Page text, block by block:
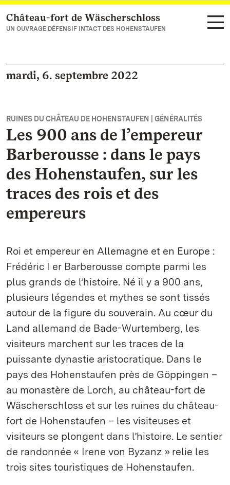
Vers la page d’accueil
Château-fort de Wäscherschloss
UN OUVRAGE DÉFENSIF INTACT DES HOHENSTAUFEN
mardi, 6. septembre 2022
RUINES DU CHÂTEAU DE HOHENSTAUFEN | GÉNÉRALITÉS
Les 900 ans de l’empereur
Barberousse : dans le pays
des Hohenstaufen, sur les
traces des rois et des
empereurs
Roi et empereur en Allemagne et en Europe :
Frédéric I er Barberousse compte parmi les
plus grands de l’histoire. Né il y a 900 ans,
plusieurs légendes et mythes se sont tissés
autour de la figure du souverain. Au cœur du
Land allemand de Bade-Wurtemberg, les
visiteurs marchent sur les traces de la
puissante dynastie aristocratique. Dans le
pays des Hohenstaufen près de Göppingen –
au monastère de Lorch, au château-fort de
Wäscherschloss et sur les ruines du château-
fort de Hohenstaufen – les visiteuses et
visiteurs se plongent dans l’histoire. Le sentier
de randonnée « Irene von Byzanz » relie les
trois sites touristiques de Hohenstaufen.